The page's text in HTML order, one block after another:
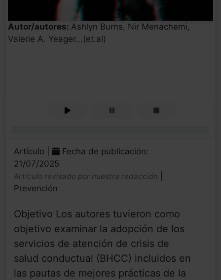
Autor/autores: Ashlyn Burns, Nir Menachemi,
Valerie A. Yeager...(et.al)
Artículo |
Fecha de publicación:
21/07/2025
Artículo revisado por nuestra redacción
Prevención
Objetivo Los autores tuvieron como
objetivo examinar la adopción de los
servicios de atención de crisis de
salud conductual (BHCC) incluidos en
las pautas de mejores prácticas de la